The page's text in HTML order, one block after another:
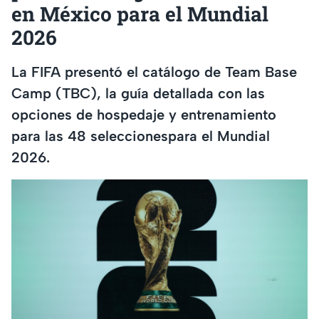
en México para el Mundial
2026
La FIFA presentó el catálogo de Team Base
Camp (TBC), la guía detallada con las
opciones de hospedaje y entrenamiento
para las 48 seleccionespara el Mundial
2026.